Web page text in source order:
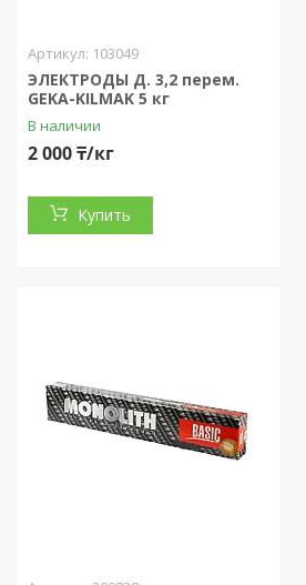
103049
ЭЛЕКТРОДЫ Д. 3,2 перем.
GEKA-KILMAK 5 кг
В наличии
2 000 ₸/кг
Купить